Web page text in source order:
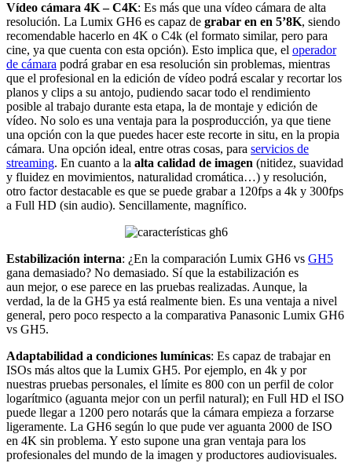
Vídeo cámara 4K – C4K: Es más que una vídeo cámara de alta
resolución. La Lumix GH6 es capaz de grabar en en 5’8K, siendo
recomendable hacerlo en 4K o C4k (el formato similar, pero para
cine, ya que cuenta con esta opción). Esto implica que, el operador
de cámara podrá grabar en esa resolución sin problemas, mientras
que el profesional en la edición de vídeo podrá escalar y recortar los
planos y clips a su antojo, pudiendo sacar todo el rendimiento
posible al trabajo durante esta etapa, la de montaje y edición de
vídeo. No solo es una ventaja para la posproducción, ya que tiene
una opción con la que puedes hacer este recorte in situ, en la propia
cámara. Una opción ideal, entre otras cosas, para servicios de
streaming. En cuanto a la alta calidad de imagen (nitidez, suavidad
y fluidez en movimientos, naturalidad cromática…) y resolución,
otro factor destacable es que se puede grabar a 120fps a 4k y 300fps
a Full HD (sin audio). Sencillamente, magnífico.
Estabilización interna: ¿En la comparación Lumix GH6 vs GH5
gana demasiado? No demasiado. Sí que la estabilización es
aun mejor, o ese parece en las pruebas realizadas. Aunque, la
verdad, la de la GH5 ya está realmente bien. Es una ventaja a nivel
general, pero poco respecto a la comparativa Panasonic Lumix GH6
vs GH5.
Adaptabilidad a condiciones lumínicas: Es capaz de trabajar en
ISOs más altos que la Lumix GH5. Por ejemplo, en 4k y por
nuestras pruebas personales, el límite es 800 con un perfil de color
logarítmico (aguanta mejor con un perfil natural); en Full HD el ISO
puede llegar a 1200 pero notarás que la cámara empieza a forzarse
ligeramente. La GH6 según lo que pude ver aguanta 2000 de ISO
en 4K sin problema. Y esto supone una gran ventaja para los
profesionales del mundo de la imagen y productores audiovisuales.